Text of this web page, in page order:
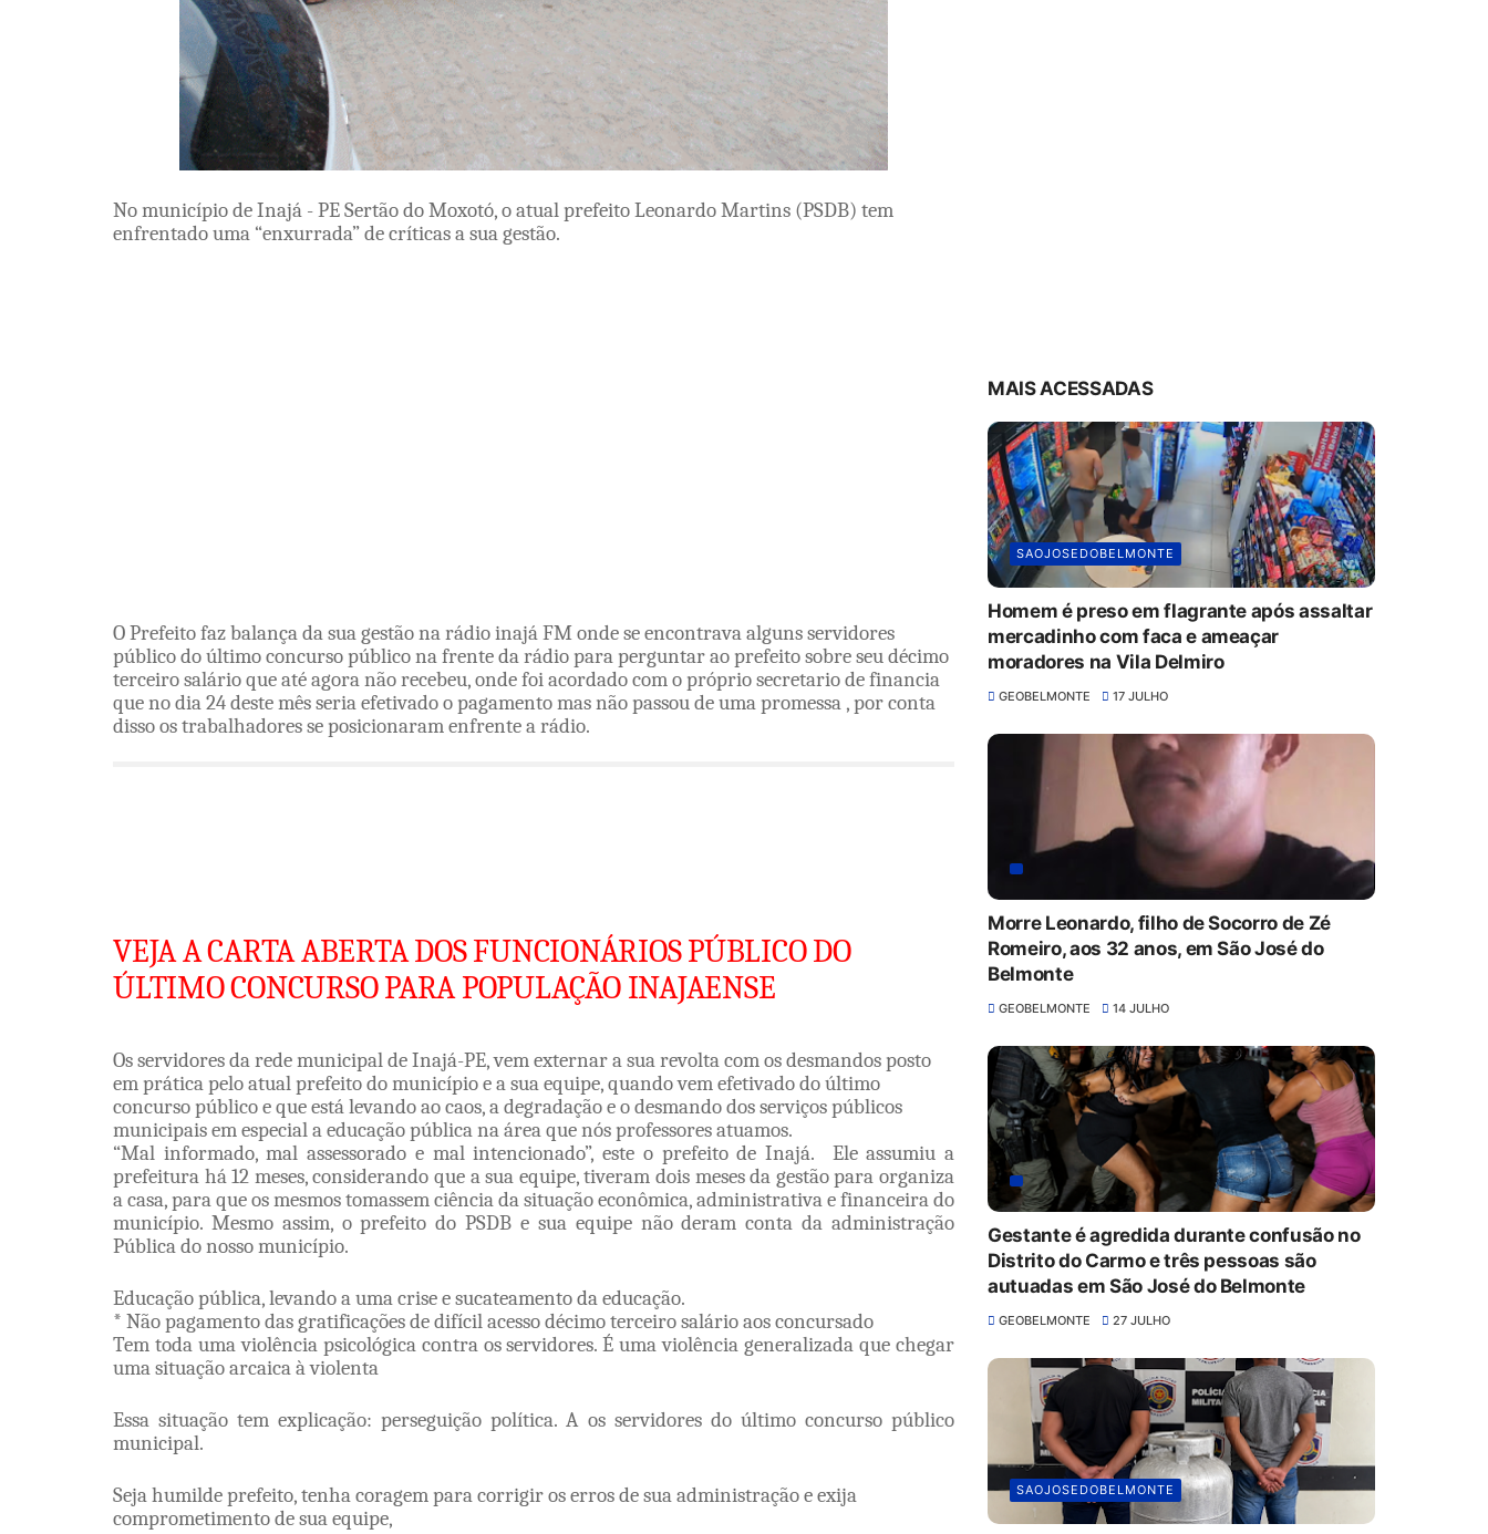
No município de Inajá - PE Sertão do Moxotó, o atual prefeito Leonardo Martins (PSDB) tem
enfrentado uma “enxurrada” de críticas a sua gestão.
O Prefeito faz balança da sua gestão na rádio inajá FM onde se encontrava alguns servidores
público do último concurso público na frente da rádio para perguntar ao prefeito sobre seu décimo
terceiro salário que até agora não recebeu, onde foi acordado com o próprio secretario de financia
que no dia 24 deste mês seria efetivado o pagamento mas não passou de uma promessa , por conta
disso os trabalhadores se posicionaram enfrente a rádio.
VEJA A CARTA ABERTA DOS FUNCIONÁRIOS PÚBLICO DO
ÚLTIMO CONCURSO PARA POPULAÇÃO INAJAENSE
Os servidores da rede municipal de Inajá-PE, vem externar a sua revolta com os desmandos posto
em prática pelo atual prefeito do município e a sua equipe, quando vem efetivado do último
concurso público e que está levando ao caos, a degradação e o desmando dos serviços públicos
municipais em especial a educação pública na área que nós professores atuamos.
“Mal informado, mal assessorado e mal intencionado”, este o prefeito de Inajá. Ele assumiu a
prefeitura há 12 meses, considerando que a sua equipe, tiveram dois meses da gestão para organiza
a casa, para que os mesmos tomassem ciência da situação econômica, administrativa e financeira do
município. Mesmo assim, o prefeito do PSDB e sua equipe não deram conta da administração
Pública do nosso município.
Educação pública, levando a uma crise e sucateamento da educação.
* Não pagamento das gratificações de difícil acesso décimo terceiro salário aos concursado
Tem toda uma violência psicológica contra os servidores. É uma violência generalizada que chegar
uma situação arcaica à violenta
Essa situação tem explicação: perseguição política. A os servidores do último concurso público
municipal.
Seja humilde prefeito, tenha coragem para corrigir os erros de sua administração e exija
comprometimento de sua equipe,
MAIS ACESSADAS
SAOJOSEDOBELMONTE
Homem é preso em flagrante após assaltar
mercadinho com faca e ameaçar
moradores na Vila Delmiro
GEOBELMONTE 17 JULHO
Morre Leonardo, filho de Socorro de Zé
Romeiro, aos 32 anos, em São José do
Belmonte
GEOBELMONTE 14 JULHO
Gestante é agredida durante confusão no
Distrito do Carmo e três pessoas são
autuadas em São José do Belmonte
GEOBELMONTE 27 JULHO
SAOJOSEDOBELMONTE